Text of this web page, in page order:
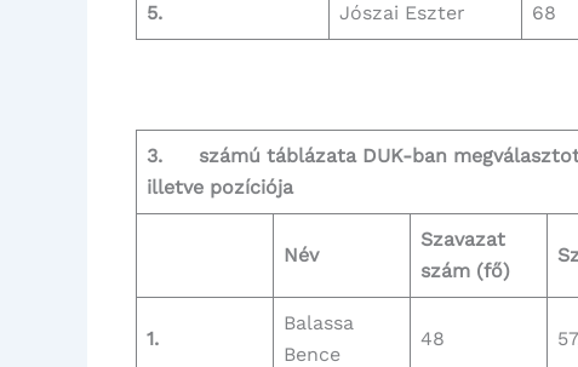
5. Jószai Eszter 68
3. számú táblázata DUK-ban
illetve pozíciója
Név
Szavazat
szám (fő)
1.
Balassa
Bence
48